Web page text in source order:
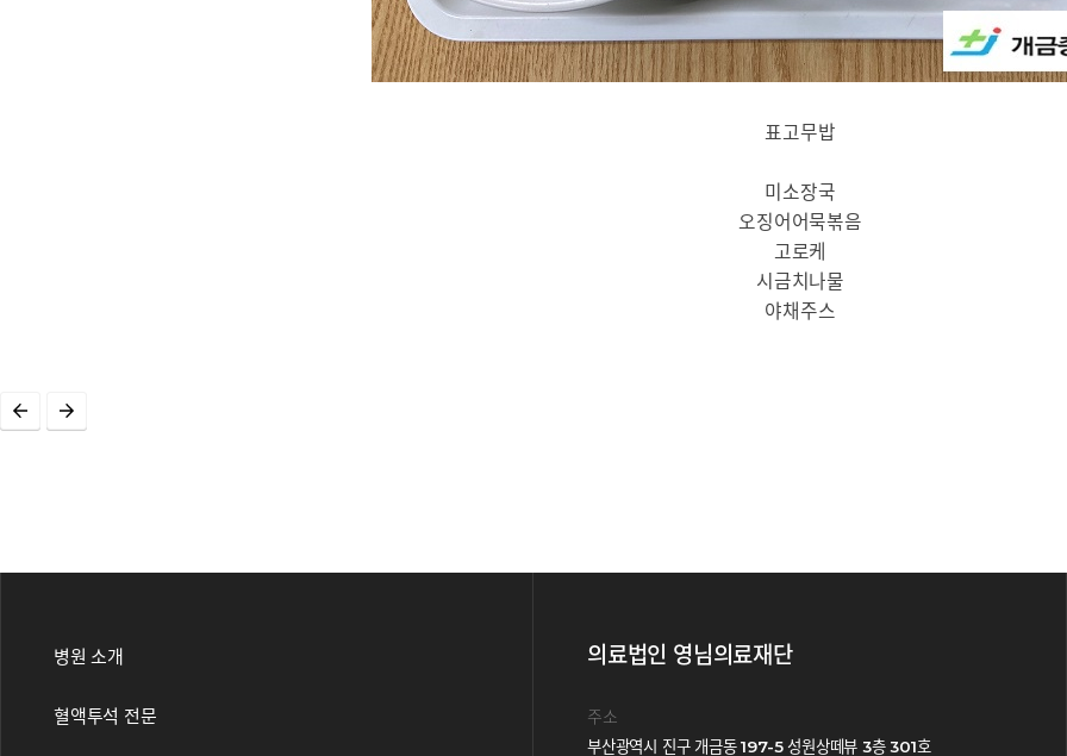
표고무밥
미소장국
오징어어묵볶음
고로케
시금치나물
야채주스
병원 소개
혈액투석 전문
의료법인 영님의료재단
주소
부산광역시 진구 개금동 197-5 성원상떼뷰 3층 301호